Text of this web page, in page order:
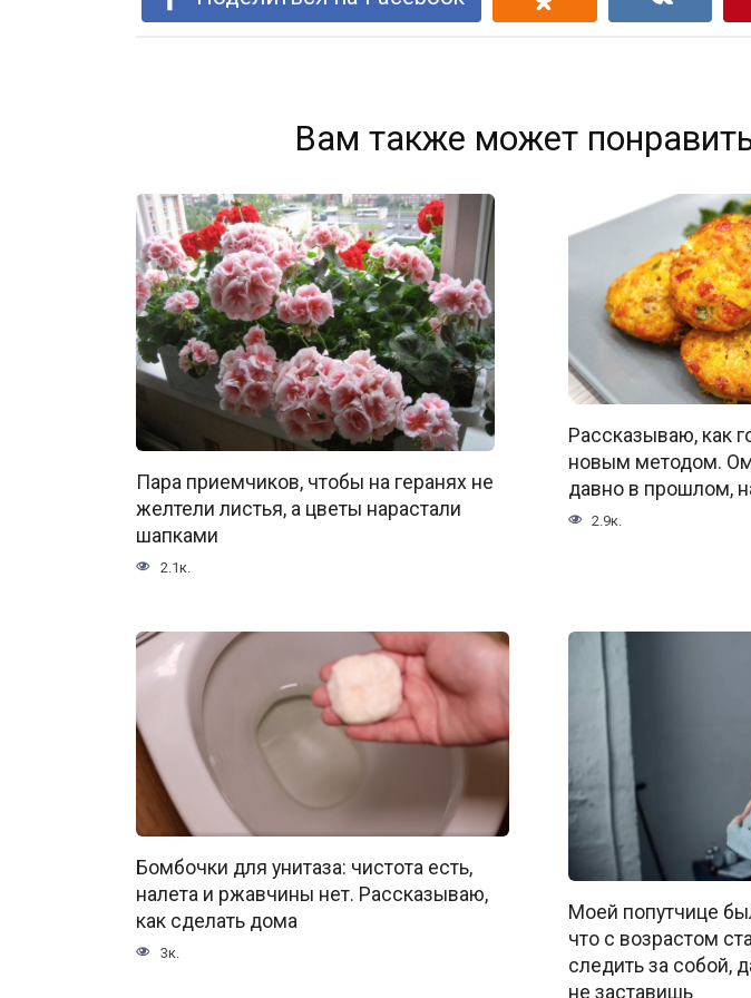
Вам также может
Пара приемчиков, чтобы на геранях не
желтели листья, а цветы нарастали
шапками
2.1к.
Рассказываю, как
новым методом.
давно в прошлом,
2.9к.
Бомбочки для унитаза: чистота есть,
налета и ржавчины нет. Рассказываю,
как сделать дома
3к.
Моей попутчице
что с возрастом
следить за собой,
не заставишь